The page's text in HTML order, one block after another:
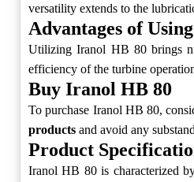
versatility extends to the
Advantages of
Utilizing Iranol HB 80 brings
efficiency of the turbine
Buy Iranol HB 80
To purchase Iranol HB 80,
products and avoid any
Product
Iranol HB 80 is characterized